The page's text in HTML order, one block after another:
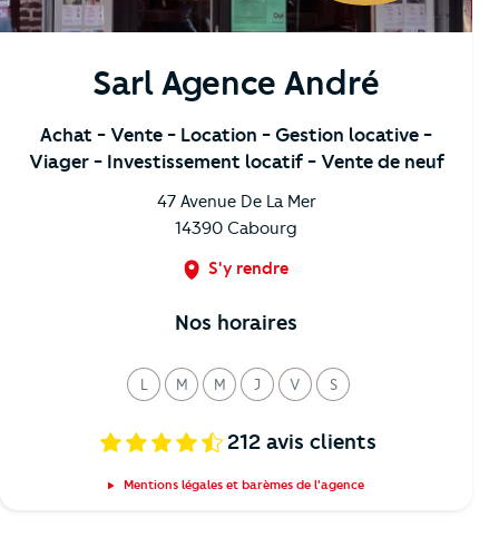
Sarl Agence André
Achat - Vente - Location - Gestion locative -
Viager - Investissement locatif - Vente de neuf
47 Avenue De La Mer
14390 Cabourg
S'y rendre
Nos horaires
L
undi
M
ardi
M
ercredi
J
eudi
V
endredi
S
amedi
212avis clients
Mentions légales et barèmes de l'agence